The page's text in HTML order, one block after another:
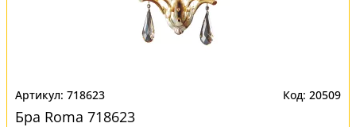
718623 20509
Бра Roma 718623